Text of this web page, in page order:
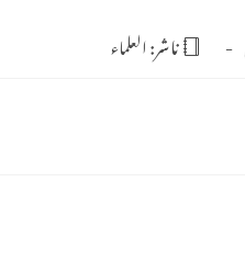
ناشر:العلماء